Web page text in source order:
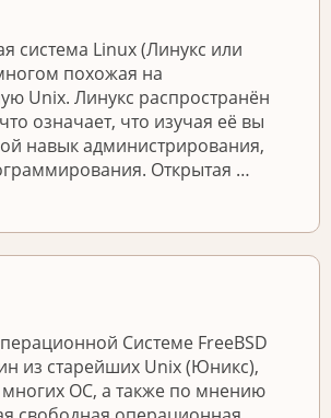
система Linux (Линукс или
похожая на
Unix. Линукс распространён
означает, что изучая её вы
навык администрирования,
Открытая …
Системе FreeBSD
из старейших Unix (Юникс),
ОС, а также по мнению